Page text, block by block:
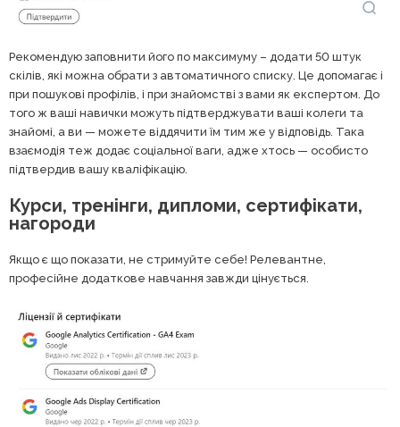
Рекомендую заповнити його по максимуму – додати 50 штук
скілів, які можна обрати з автоматичного списку. Це допомагає і
при пошукові профілів, і при знайомстві з вами як експертом. До
того ж ваші навички можуть підтверджувати ваші колеги та
знайомі, а ви — можете віддячити їм тим же у відповідь. Така
взаємодія теж додає соціальної ваги, адже хтось — особисто
підтвердив вашу кваліфікацію.
Курси, тренінги, дипломи, сертифікати,
нагороди
Якщо є що показати, не стримуйте себе! Релевантне,
професійне додаткове навчання завжди цінується.